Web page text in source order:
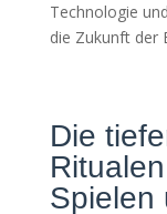
Technologie
die Zukunft der
Die
Spielen